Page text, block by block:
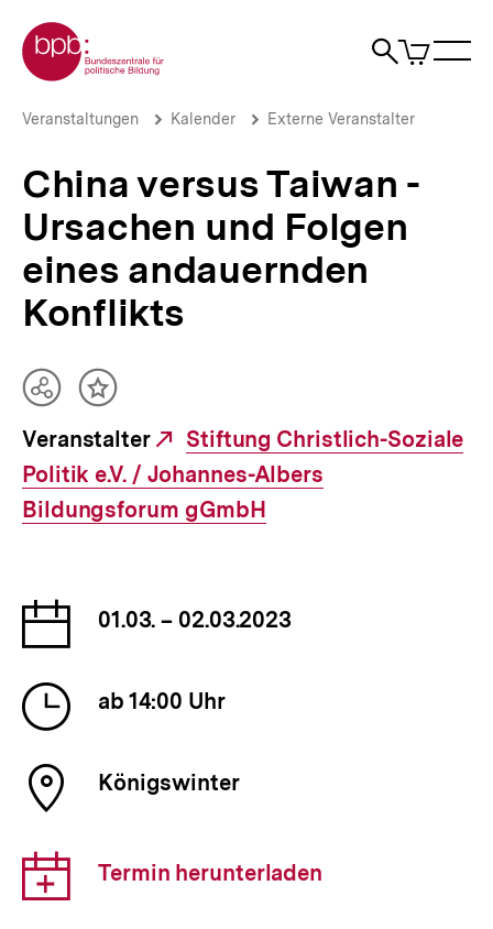
zum
Seiteninhalt
springen
Zur Startseite der bpb
Suche
Artikel
im
China
Ursachen
Folgen
eines
andauernden
Konflikts
Brotkrümelnavigation
Pfadnavigation
Veranstaltungen Kalender Externe Veranstalter
China versus Taiwan -
Ursachen und Folgen
eines andauernden
Konflikts
Veranstalter
Externer
Link:
Stiftung Christlich-Soziale
Politik e.V. / Johannes-Albers
Bildungsforum gGmbH
Teilen
Optionen
anzeigen
Inhalt
merken
Datum
der
Veranstaltung
01.03. – 02.03.2023
Uhrzeit
der
Veranstaltung
ab 14:00 Uhr
Ort
der
Königswinter
Download-
Link:
Termin herunterladen